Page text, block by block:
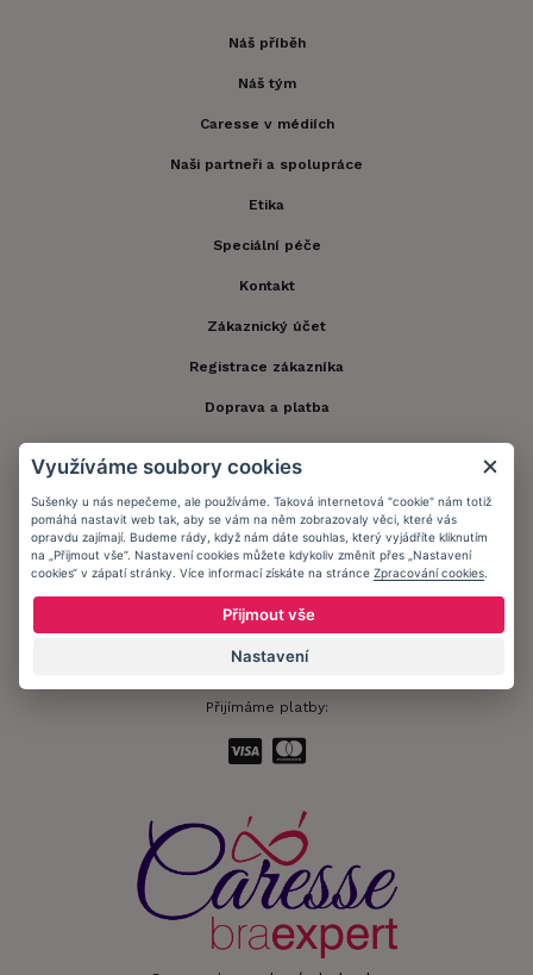
Náš příběh
Náš tým
Caresse v médiích
Naši partneři a spolupráce
Etika
Speciální péče
Kontakt
Zákaznický účet
Registrace zákazníka
Doprava a platba
Obchodní podmínky
Informační memorandum
Zůstaňte s námi v kontaktu.
Přijímáme platby:
Využíváme soubory cookies
Sušenky u nás nepečeme, ale používáme. Taková internetová "cookie" nám totiž
pomáhá nastavit web tak, aby se vám na něm zobrazovaly věci, které vás
opravdu zajímají. Budeme rády, když nám dáte souhlas, který vyjádříte kliknutím
na „Přijmout vše“. Nastavení cookies můžete kdykoliv změnit přes „Nastavení
cookies“ v zápatí stránky. Více informací získáte na stránce Zpracování cookies
Přijmout vše
Nastavení